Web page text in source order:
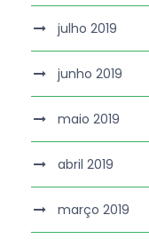
julho 2019
junho 2019
maio 2019
abril 2019
março 2019